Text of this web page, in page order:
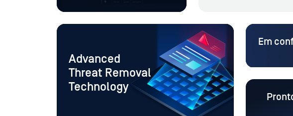
Advanced
Threat Removal
Technology
Em